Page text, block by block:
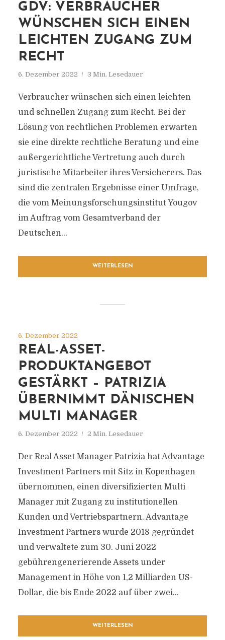
GDV: VERBRAUCHER
WÜNSCHEN SICH EINEN
LEICHTEN ZUGANG ZUM
RECHT
6. Dezember 2022 3 Min. Lesedauer
Verbraucher wünschen sich einen leichten
und schnellen Zugang zum Recht. Bei der
Lösung von rechtlichen Problemen erwarten
sie eine direkte rechtliche Beratung und eine
außergerichtliche Vertretung auch durch
juristische Mitarbeiter ihres Versicherers. Das
sind die zentralen Ergebnisse einer Umfrage,
die vom Meinungsforschungsinstitut Yougov
im Auftrag vom Gesamtverband der
Deutschen...
WEITERLESEN
6. Dezember 2022
REAL-ASSET-
PRODUKTANGEBOT
GESTÄRKT – PATRIZIA
ÜBERNIMMT DÄNISCHEN
MULTI MANAGER
6. Dezember 2022 2 Min. Lesedauer
Der Real Asset Manager Patrizia hat Advantage
Investment Partners mit Sitz in Kopenhagen
übernommen, einen diversifizierten Multi
Manager mit Zugang zu institutionellen
Kunden und Vertriebspartnern. Advantage
Investment Partners wurde 2018 gegründet
und verwaltete zum 30. Juni 2022
gebührengenerierende Assets under
Management in Höhe von 1,2 Milliarden US-
Dollar, die bis Ende 2022 auf über zwei...
WEITERLESEN